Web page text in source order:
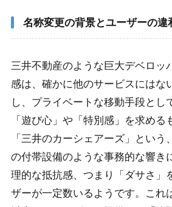
乗る
2-3. 個人間シェアのエニカと比較
心感
2-3-1. 安全性とメンテナンスの信
2-4. 三井のカーシェアーズをダサ
名称変更の背景とユーザーの違
三井不動産のような巨大デベロッ
感は、確かに他のサービスにはな
し、プライベートな移動手段とし
「遊び心」や「特別感」を求める
「三井のカーシェアーズ」という
の付帯設備のような事務的な響き
理的な抵抗感、つまり「ダサさ」
ザーが一定数いるようです。これ